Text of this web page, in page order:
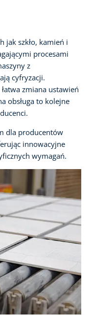
jak szkło, kamień i
procesami
z
cyfryzacji.
zmiana ustawień
obsługa to kolejne
dla producentów
innowacyjne
wymagań.